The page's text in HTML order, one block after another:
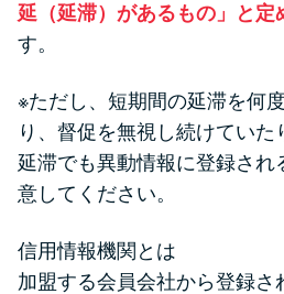
延（延滞）があるもの」と定
す。
※ただし、短期間の延滞を何
り、督促を無視し続けてい
延滞でも異動情報に登録され
意してください。
信用情報機関とは
加盟する会員会社から登録さ